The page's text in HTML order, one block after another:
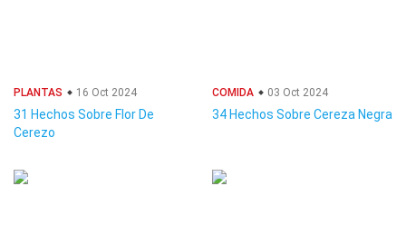
PLANTAS 16 Oct 2024
31 Hechos Sobre Flor De
Cerezo
COMIDA 03 Oct 2024
34 Hechos Sobre Cereza Negra